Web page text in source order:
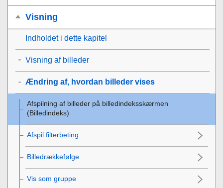
Visning
Indholdet i dette kapitel
Visning af billeder
Ændring af, hvordan billeder vises
Afspilning af billeder på billedindeksskærmen
(Billedindeks)
Afspil.filterbeting.
Billedrækkefølge
Vis som gruppe